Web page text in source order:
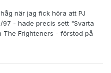
när jag fick höra att PJ
97 - hade precis sett "Svarta
The Frighteners - förstod på